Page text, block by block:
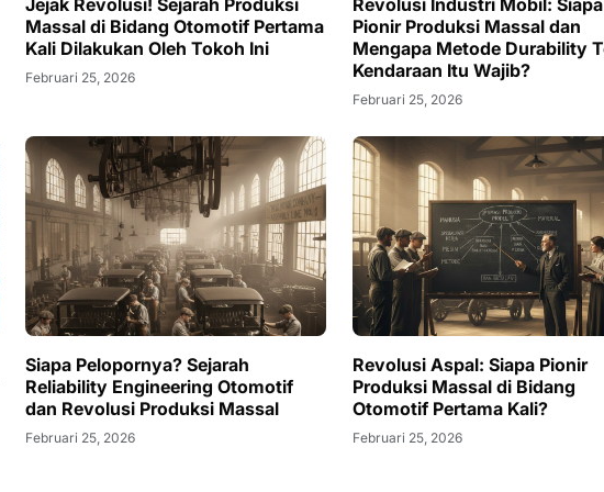
Jejak Revolusi! Sejarah Produksi
Massal di Bidang Otomotif Pertama
Kali Dilakukan Oleh Tokoh Ini
Februari 25, 2026
Revolusi Industri Mobil: Siapa
Pionir Produksi Massal dan
Mengapa Metode Durability
Kendaraan Itu Wajib?
Februari 25, 2026
Siapa Pelopornya? Sejarah
Reliability Engineering Otomotif
dan Revolusi Produksi Massal
Februari 25, 2026
Revolusi Aspal: Siapa Pionir
Produksi Massal di Bidang
Otomotif Pertama Kali?
Februari 25, 2026